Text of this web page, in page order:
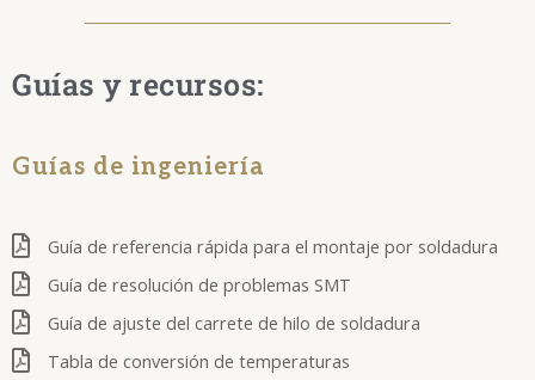
Guías y recursos:
Guías de ingeniería
Guía de referencia rápida para el montaje por soldadura
Guía de resolución de problemas SMT
Guía de ajuste del carrete de hilo de soldadura
Tabla de conversión de temperaturas